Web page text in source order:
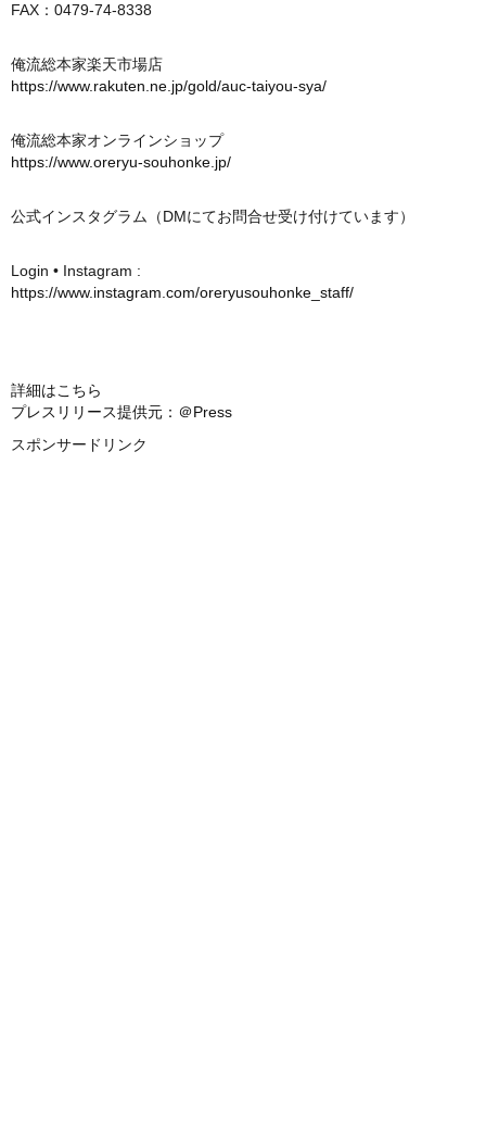
FAX：0479-74-8338
俺流総本家楽天市場店
https://www.rakuten.ne.jp/gold/auc-taiyou-sya/
俺流総本家オンラインショップ
https://www.oreryu-souhonke.jp/
公式インスタグラム（DMにてお問合せ受け付けています）
Login • Instagram :
https://www.instagram.com/oreryusouhonke_staff/
詳細はこちら
プレスリリース提供元：＠Press
スポンサードリンク